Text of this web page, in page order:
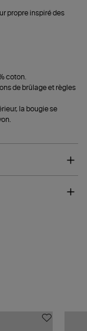
propre inspiré des
coton.
de brûlage et règles
la bougie se